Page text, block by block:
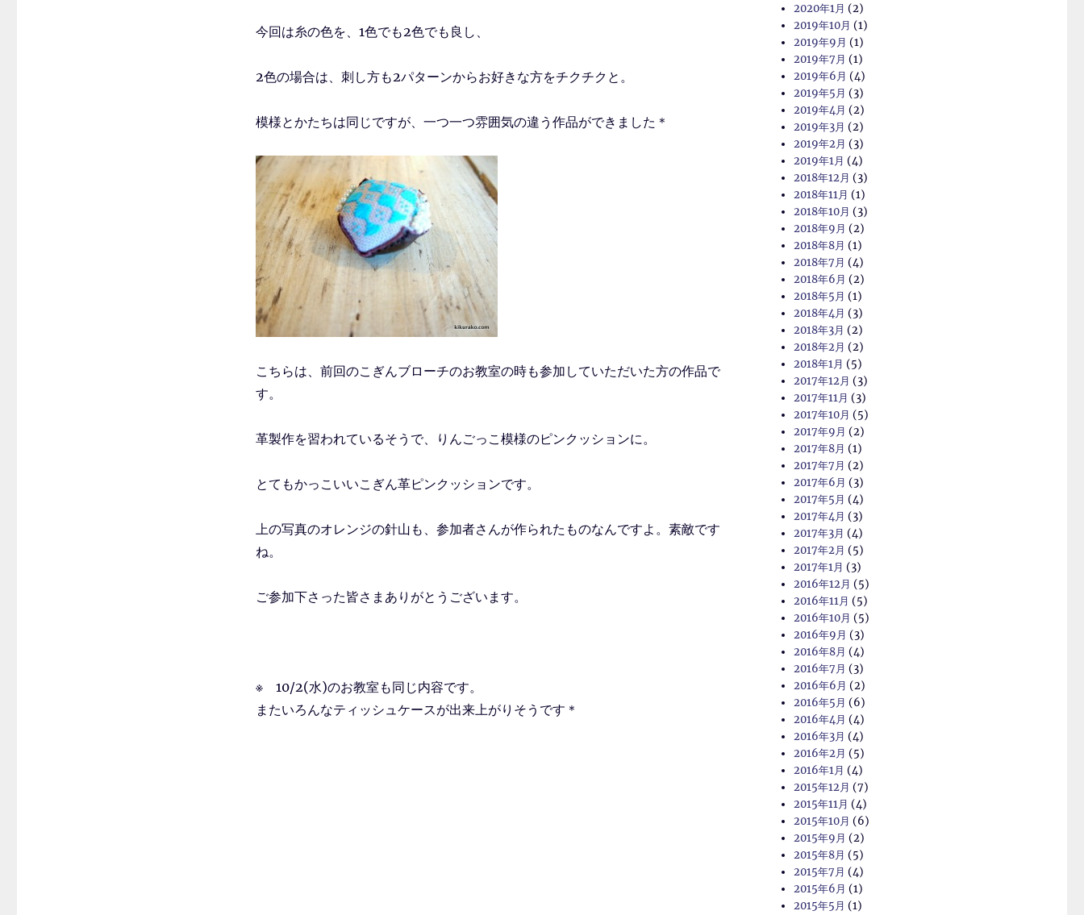
今回は糸の色を、1色でも2色でも良し、
2色の場合は、刺し方も2パターンからお好きな方をチクチクと。
模様とかたちは同じですが、一つ一つ雰囲気の違う作品ができました＊
こちらは、前回のこぎんブローチのお教室の時も参加していただいた方の作品で
す。
革製作を習われているそうで、りんごっこ模様のピンクッションに。
とてもかっこいいこぎん革ピンクッションです。
上の写真のオレンジの針山も、参加者さんが作られたものなんですよ。素敵です
ね。
ご参加下さった皆さまありがとうございます。
※ 10/2(水)のお教室も同じ内容です。
またいろんなティッシュケースが出来上がりそうです＊
2020年1月 (2)
2019年10月 (1)
2019年9月 (1)
2019年7月 (1)
2019年6月 (4)
2019年5月 (3)
2019年4月 (2)
2019年3月 (2)
2019年2月 (3)
2019年1月 (4)
2018年12月 (3)
2018年11月 (1)
2018年10月 (3)
2018年9月 (2)
2018年8月 (1)
2018年7月 (4)
2018年6月 (2)
2018年5月 (1)
2018年4月 (3)
2018年3月 (2)
2018年2月 (2)
2018年1月 (5)
2017年12月 (3)
2017年11月 (3)
2017年10月 (5)
2017年9月 (2)
2017年8月 (1)
2017年7月 (2)
2017年6月 (3)
2017年5月 (4)
2017年4月 (3)
2017年3月 (4)
2017年2月 (5)
2017年1月 (3)
2016年12月 (5)
2016年11月 (5)
2016年10月 (5)
2016年9月 (3)
2016年8月 (4)
2016年7月 (3)
2016年6月 (2)
2016年5月 (6)
2016年4月 (4)
2016年3月 (4)
2016年2月 (5)
2016年1月 (4)
2015年12月 (7)
2015年11月 (4)
2015年10月 (6)
2015年9月 (2)
2015年8月 (5)
2015年7月 (4)
2015年6月 (1)
2015年5月 (1)